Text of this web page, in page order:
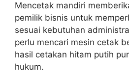
Mencetak mandiri
pemilik bisnis untuk
sesuai kebutuhan
perlu mencari mesin cetak
hasil cetakan hitam putih
hukum.